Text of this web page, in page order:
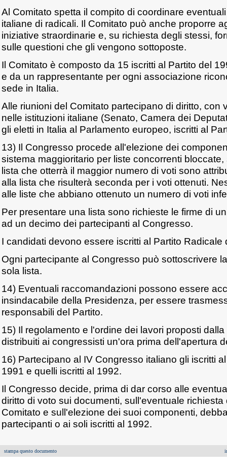
Al Comitato spetta il compito di coordinare
italiane di radicali. Il Comitato può anche proporre
iniziative straordinarie e, su richiesta degli stessi,
sulle questioni che gli vengono sottoposte.
Il Comitato è composto da 15 iscritti al Partito del
e da un rappresentante per ogni associazione
sede in Italia.
Alle riunioni del Comitato partecipano di diritto, con
nelle istituzioni italiane (Senato, Camera dei
gli eletti in Italia al Parlamento europeo, iscritti al
13) Il Congresso procede all'elezione dei
sistema maggioritario per liste concorrenti
lista che otterrà il maggior numero di voti sono
alla lista che risulterà seconda per i voti ottenuti.
alle liste che abbiano ottenuto un numero di voti
Per presentare una lista sono richieste le firme di
ad un decimo dei partecipanti al Congresso.
I candidati devono essere iscritti al Partito Radicale
Ogni partecipante al Congresso può sottoscrivere
sola lista.
14) Eventuali raccomandazioni possono essere
insindacabile della Presidenza, per essere
responsabili del Partito.
15) Il regolamento e l'ordine dei lavori proposti
distribuiti ai congressisti un'ora prima dell'apertura
16) Partecipano al IV Congresso italiano gli iscritti
1991 e quelli iscritti al 1992.
Il Congresso decide, prima di dar corso alle
diritto di voto sui documenti, sull'eventuale
Comitato e sull'elezione dei suoi componenti,
partecipanti o ai soli iscritti al 1992.
stampa questo documento